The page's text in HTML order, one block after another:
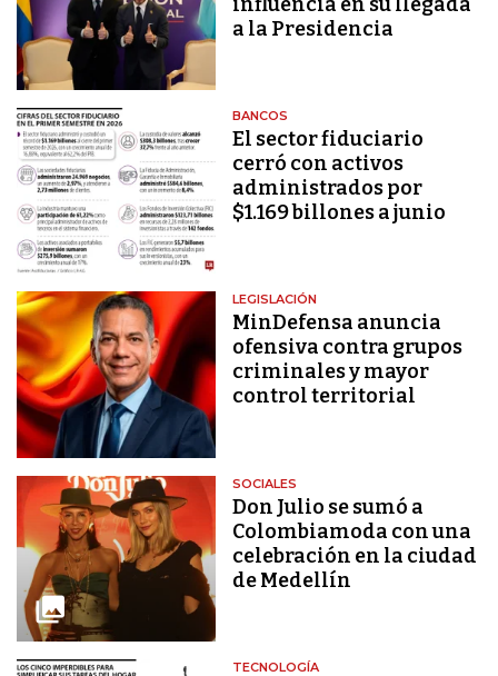
a la Presidencia
BANCOS
El sector fiduciario
cerró con activos
administrados por
$1.169 billones a junio
LEGISLACIÓN
MinDefensa anuncia
ofensiva contra grupos
criminales y mayor
control territorial
SOCIALES
Don Julio se sumó a
Colombiamoda con una
celebración en la ciudad
de Medellín
TECNOLOGÍA